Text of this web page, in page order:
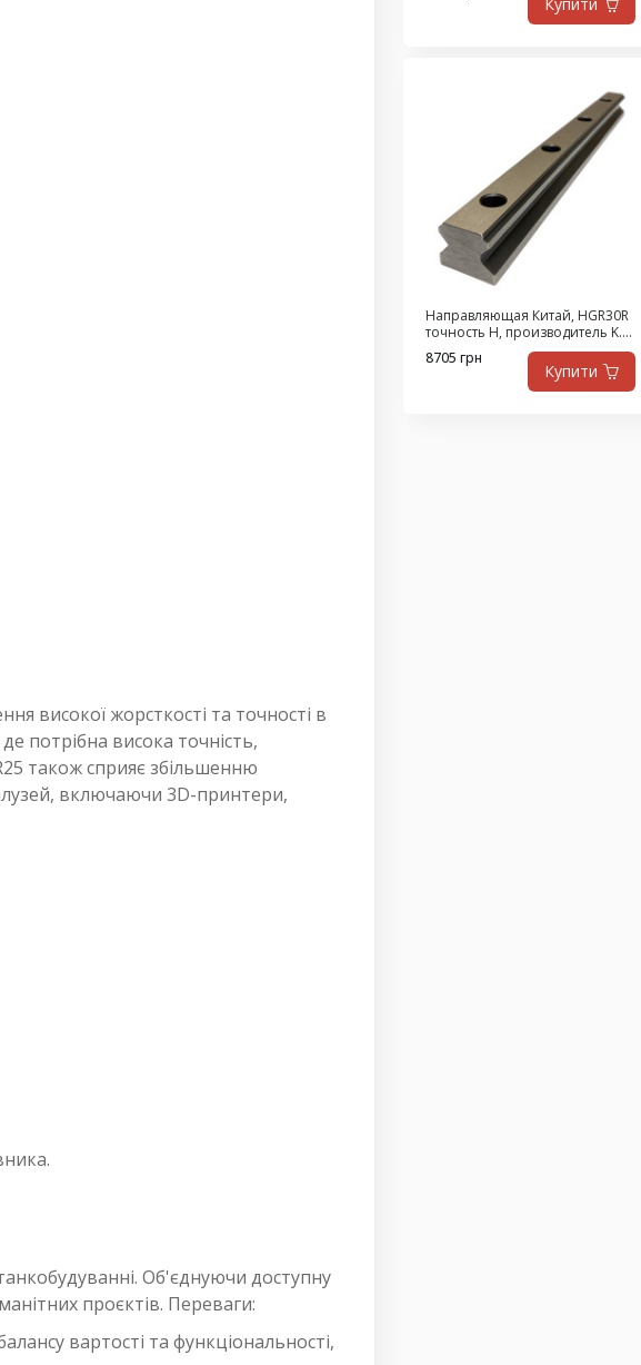
високої жорсткості та точності в
потрібна висока точність,
також сприяє збільшенню
включаючи 3D-принтери,
Об'єднуючи доступну
проєктів. Переваги:
вартості та функціональності,
Направляющая Китай, HGR30R
точность H, производитель K.D,
4.5 метра
8705 грн
Купити